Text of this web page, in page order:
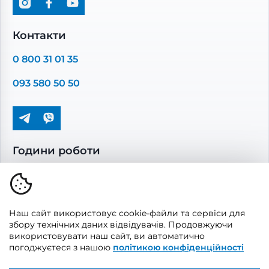
Промислова вентиляція
Комплектуючі вентиляції
Дверцята ревізійні
Контакти
0 800 31 01 35
093 580 50 50
Години роботи
Сб-Нд: вихідні
Наш сайт використовує cookie-файли та сервіси для
збору технічних даних відвідувачів. Продовжуючи
використовувати наш сайт, ви автоматично
погоджуєтеся з нашою політикою конфіденційності